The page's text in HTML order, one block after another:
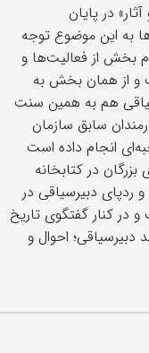
در پایان
به این موضوع توجه
بخش از فعالیت‌ها و
و از همان بخش به
هم به همین سنت
از کارمندان سابق سازمان
انجام داده است
بزرگان در کتابخانه
ردپای دبیرسیاقی در
در کنار گفتگوی تاریخ
احوال و